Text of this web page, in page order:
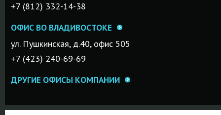
+7 (812) 332-14-38
ОФИС ВО ВЛАДИВОСТОКЕ
ул. Пушкинская, д.40, офис 505
+7 (423) 240-69-69
ДРУГИЕ ОФИСЫ КОМПАНИИ